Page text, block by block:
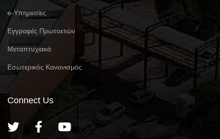
e-Υπηρεσίες
Eγγραφές Πρωτοετών
Μεταπτυχιακά
Εσωτερικός Κανονισμός
Connect Us